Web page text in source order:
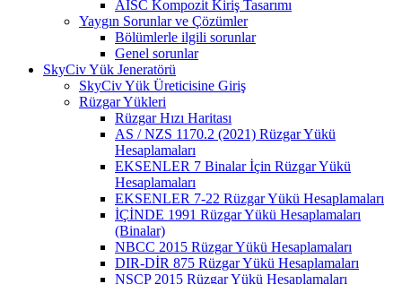
AISC Kompozit Kiriş Tasarımı
Yaygın Sorunlar ve Çözümler
Bölümlerle ilgili sorunlar
Genel sorunlar
SkyCiv Yük Jeneratörü
SkyCiv Yük Üreticisine Giriş
Rüzgar Yükleri
Rüzgar Hızı Haritası
AS / NZS 1170.2 (2021) Rüzgar Yükü
Hesaplamaları
EKSENLER 7 Binalar İçin Rüzgar Yükü
Hesaplamaları
EKSENLER 7-22 Rüzgar Yükü Hesaplamaları
İÇİNDE 1991 Rüzgar Yükü Hesaplamaları
(Binalar)
NBCC 2015 Rüzgar Yükü Hesaplamaları
DIR-DİR 875 Rüzgar Yükü Hesaplamaları
NSCP 2015 Rüzgar Yükü Hesaplamaları